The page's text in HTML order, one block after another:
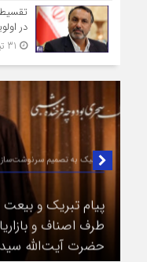
در
در لبیک به تصمیم
پیام تبریک و
طرف اصناف و
حضرت آیت‌الله